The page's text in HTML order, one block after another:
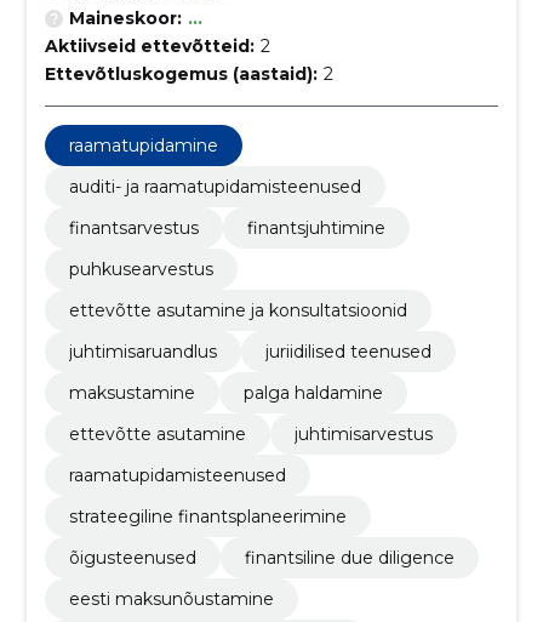
Maineskoor: ...
Aktiivseid ettevõtteid: 2
Ettevõtluskogemus (aastaid): 2
raamatupidamine
auditi- ja raamatupidamisteenused
finantsarvestus
finantsjuhtimine
puhkusearvestus
ettevõtte asutamine ja konsultatsioonid
juhtimisaruandlus
juriidilised teenused
maksustamine
palga haldamine
ettevõtte asutamine
juhtimisarvestus
raamatupidamisteenused
strateegiline finantsplaneerimine
õigusteenused
finantsiline due diligence
eesti maksunõustamine